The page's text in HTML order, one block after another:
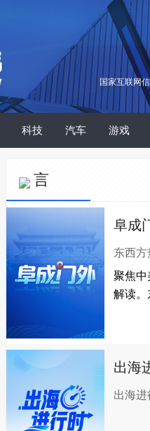
国家互联网
科技 汽车 游戏
言
阜成
东西
聚焦中
解读。
出海
出海进